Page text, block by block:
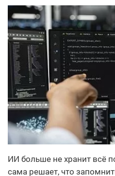
ИИ больше не хранит всё
сама решает, что